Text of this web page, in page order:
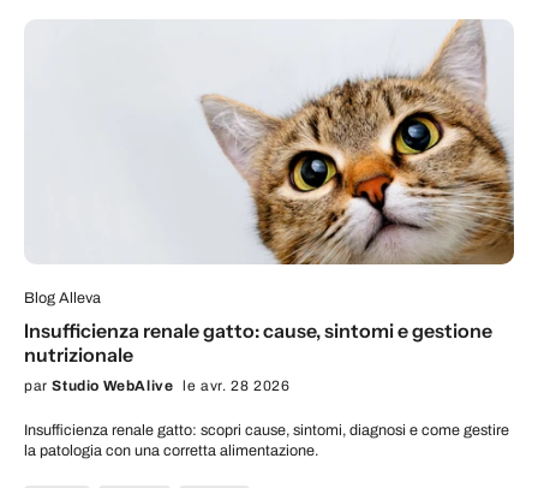
Blog Alleva
Insufficienza renale gatto: cause, sintomi e gestione
nutrizionale
parStudio WebAlive le avr. 28 2026
Insufficienza renale gatto: scopri cause, sintomi, diagnosi e come gestire
la patologia con una corretta alimentazione.